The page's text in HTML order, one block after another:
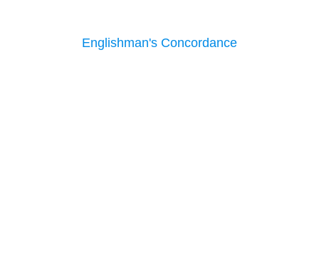
Englishman's Concordance